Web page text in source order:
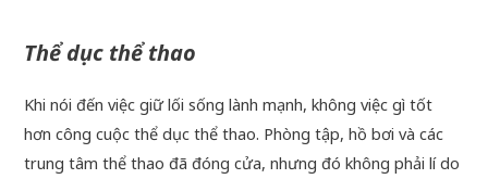
Thể dục thể thao
Khi nói đến việc giữ lối sống lành mạnh, không việc gì tốt
hơn công cuộc thể dục thể thao. Phòng tập, hồ bơi và các
trung tâm thể thao đã đóng cửa, nhưng đó không phải lí do